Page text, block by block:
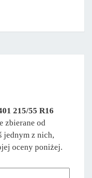
215/55 R16
zbierane od
jednym z nich,
oceny poniżej.